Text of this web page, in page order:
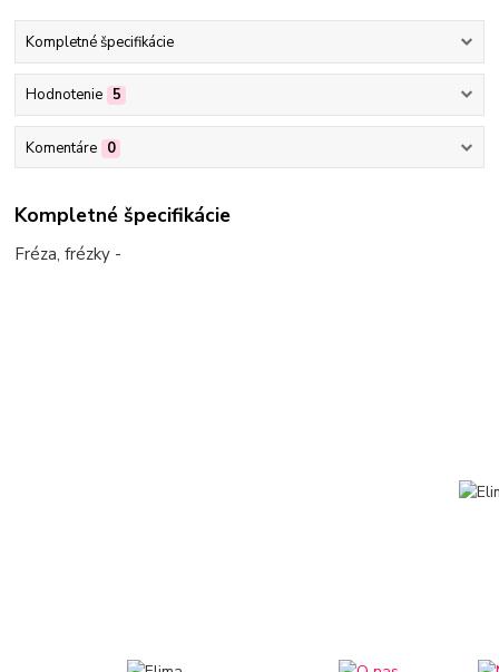
Kompletné špecifikácie
Hodnotenie 5
Komentáre 0
Kompletné špecifikácie
Fréza, frézky -